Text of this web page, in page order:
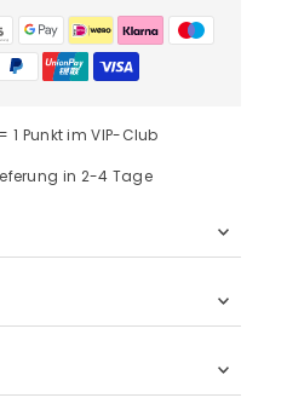
1 Punkt im VIP-Club
in 2-4 Tage